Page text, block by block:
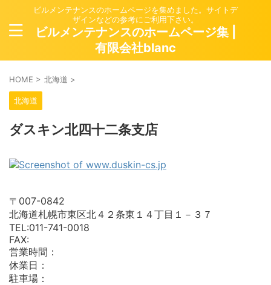
ビルメンテナンスのホームページを集めました。サイトデ
ザインなどの参考にご利用下さい。
ビルメンテナンスのホームページ集 |
有限会社blanc
HOME > 北海道 >
北海道
ダスキン北四十二条支店
〒007-0842
北海道札幌市東区北４２条東１４丁目１－３７
TEL:011-741-0018
FAX:
営業時間：
休業日：
駐車場：